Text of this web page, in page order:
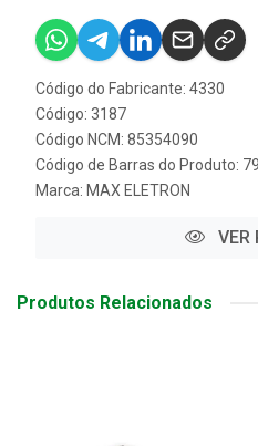
Código do Fabricante: 4330
Código: 3187
Código NCM: 85354090
Código de Barras do Produto:
Marca: MAX ELETRON
VER
Produtos Relacionados